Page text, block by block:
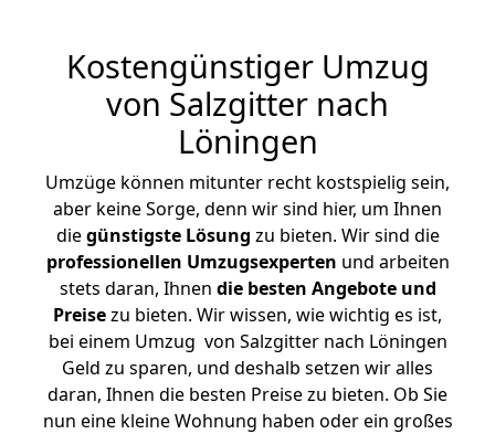
Kostengünstiger Umzug
von Salzgitter nach
Löningen
Umzüge können mitunter recht kostspielig sein,
aber keine Sorge, denn wir sind hier, um Ihnen
diegünstigste Lösung zu bieten. Wir sind die
professionellen Umzugsexperten und arbeiten
stets daran, Ihnen die besten Angebote und
Preisezu bieten. Wir wissen, wie wichtig es ist,
bei einem Umzug von Salzgitter nach Löningen
Geld zu sparen, und deshalb setzen wir alles
daran, Ihnen die besten Preise zu bieten. Ob Sie
nun eine kleine Wohnung haben oder ein großes